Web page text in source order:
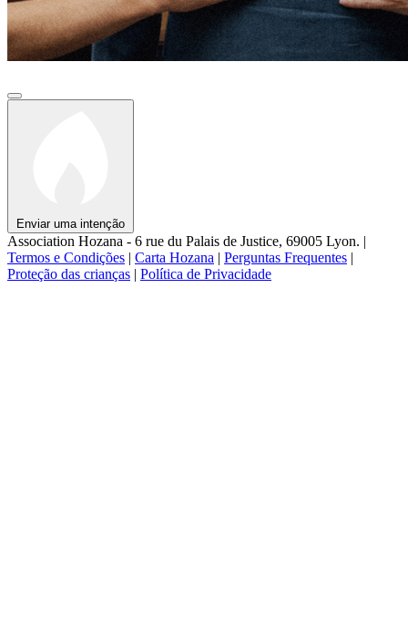
Enviar uma intenção
Association Hozana - 6 rue du Palais de Justice, 69005 Lyon. |
Termos e Condições | Carta Hozana | Perguntas Frequentes |
Proteção das crianças | Política de Privacidade